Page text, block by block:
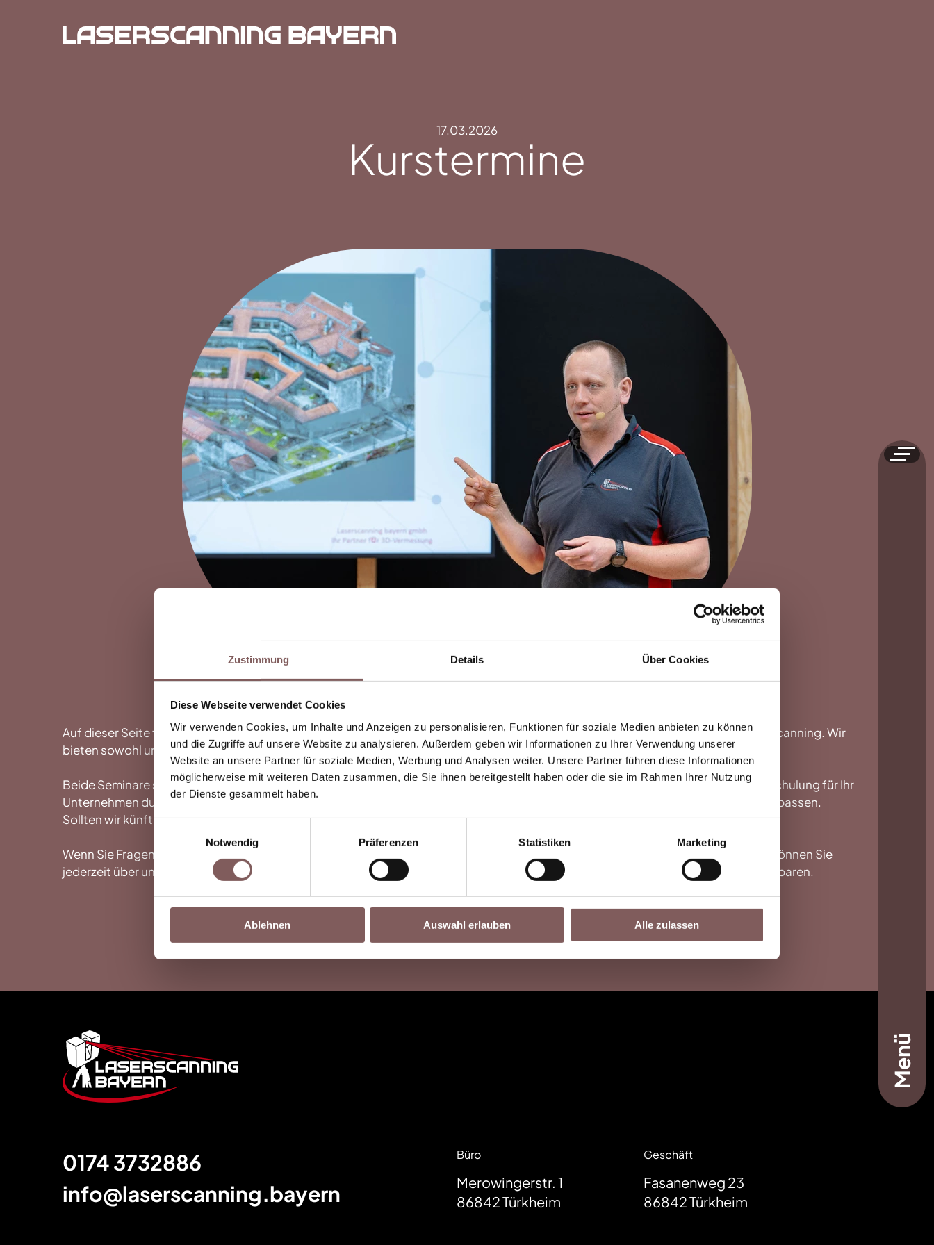
Zustimmung Details Über Cookies
Diese Webseite verwendet Cookies
Wir verwenden Cookies, um Inhalte und Anzeigen zu personalisieren, Funktionen für soziale Medien anbieten zu können
und die Zugriffe auf unsere Website zu analysieren. Außerdem geben wir Informationen zu Ihrer Verwendung unserer
Website an unsere Partner für soziale Medien, Werbung und Analysen weiter. Unsere Partner führen diese Informationen
möglicherweise mit weiteren Daten zusammen, die Sie ihnen bereitgestellt haben oder die sie im Rahmen Ihrer Nutzung
der Dienste gesammelt haben.
Einwilligungsauswahl
Notwendig
Präferenzen Statistiken Marketing
Ablehnen Auswahl erlauben Alle zulassen
Menü
17.03.2026
Kurstermine
Auf dieser Seite finden Sie alle aktuellen Kurstermine und Informationen zu unseren Seminaren im Bereich Drohnen und 3D-Laserscanning. Wir
bieten sowohl unserDrohnenseminar für Einsteiger im Handwerk als auch denGrundkurs 3D-Vermessung mit Laserscannern
Beide Seminare sind individuell buchbar und können entweder als Einzelschulung, Gruppenschulung oder als firmenspezifische Schulung für Ihr
Unternehmen durchgeführt werden. Die Termine vereinbaren wir flexibel und individuell, sodass sie optimal zu Ihrem Arbeitsalltag passen.
Sollten wir künftig öffentliche Kurstermine anbieten, werden diese selbstverständlich hier auf dieser Seite veröffentlicht.
Wenn Sie Fragen zu unseren Seminaren haben oder einen individuellen Schulungstermin für Ihr Unternehmen anfragen möchten, können Sie
jederzeit über unsere Webseite Kontakt mit uns aufnehmen. Wir melden uns gerne bei Ihnen, um einen passenden Termin zu vereinbaren.
Footer
0174 3732886
info@laserscanning.bayern
Büro
Merowingerstr. 1
86842Türkheim
Geschäft
Fasanenweg 23
86842Türkheim